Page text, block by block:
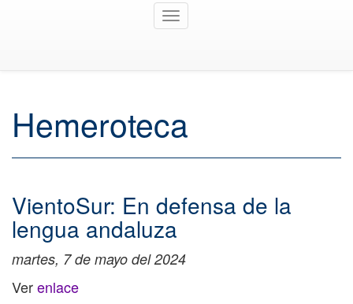
Toggle
Hemeroteca
VientoSur: En defensa de la
lengua andaluza
martes, 7 de mayo del 2024
Verenlace